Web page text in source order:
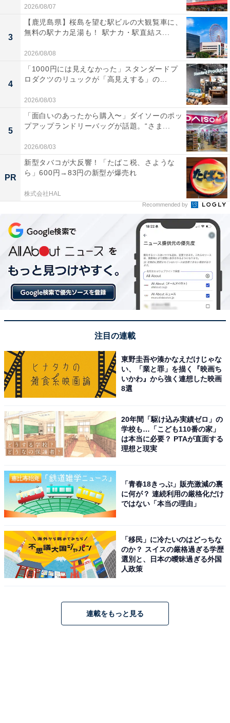
2026/08/07
3
【鹿児島県】桜島を望む駅ビルの大観覧車に、
無料の駅ナカ足湯も！ 駅ナカ・駅直結ス...
2026/08/08
4
「1000円には見えなかった」スタンダードプ
ロダクツのリュックが「高見えする」の...
2026/08/03
5
「面白いのあったから購入〜」ダイソーのポッ
プアップランドリーバッグが話題。“さま...
2026/08/03
PR
新型タバコが大反響！「たばこ税、さような
ら」600円→83円の新型が爆売れ
株式会社HAL
Recommended by
注目の連載
東野圭吾や湊かなえだけじゃな
い、「業と罪」を描く『映画ち
いかわ』から強く連想した映画
8選
20年間「駆け込み実績ゼロ」の
学校も…「こども110番の家」
は本当に必要？ PTAが直面する
理想と現実
「青春18きっぷ」販売激減の裏
に何が？ 連続利用の厳格化だけ
ではない「本当の理由」
「移民」に冷たいのはどっちな
のか？ スイスの厳格過ぎる学歴
選別と、日本の曖昧過ぎる外国
人政策
連載をもっと見る